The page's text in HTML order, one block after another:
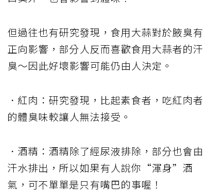
但過往也有研究發現，食用大蒜對於腋臭有
正向影響，部分人反而喜歡食用大蒜者的汗
臭～因此好壞影響可能仍由人決定。
．紅肉：研究發現，比起素食者，吃紅肉者
的體臭味較讓人無法接受。
．酒精：酒精除了經尿液排除，部分也會由
汗水排出，所以如果有人說你“渾身”酒
氣，可不單單是只有嘴巴的事喔！